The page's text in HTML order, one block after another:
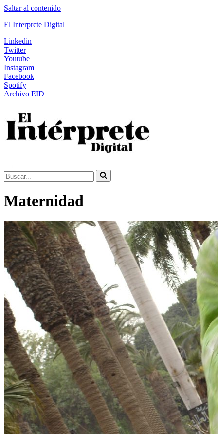
Saltar al contenido
El Interprete Digital
Linkedin
Twitter
Youtube
Instagram
Facebook
Spotify
Archivo EID
Buscar...
Maternidad